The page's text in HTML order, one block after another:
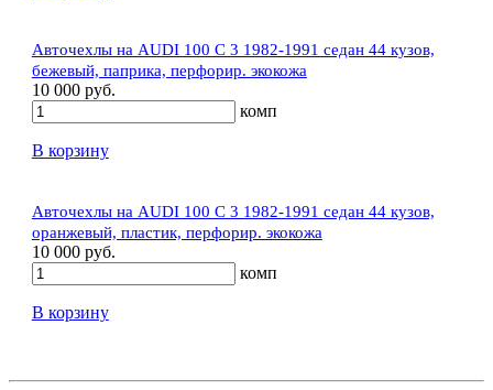
Авточехлы на AUDI 100 C 3 1982-1991 седан 44 кузов,
бежевый, паприка, перфорир. экокожа
10 000 руб.
комп
В корзину
Авточехлы на AUDI 100 C 3 1982-1991 седан 44 кузов,
оранжевый, пластик, перфорир. экокожа
10 000 руб.
комп
В корзину